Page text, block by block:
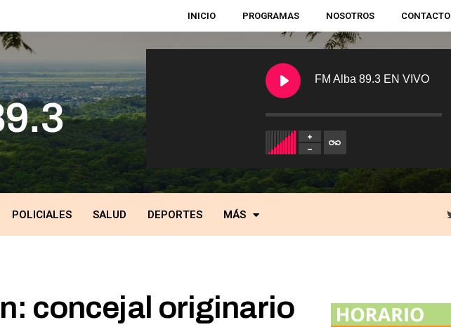
INICIO PROGRAMAS NOSOTROS CONTACTO
FM Alba 89.3 EN VIVO
POLICIALES SALUD DEPORTES MÁS
concejal originario